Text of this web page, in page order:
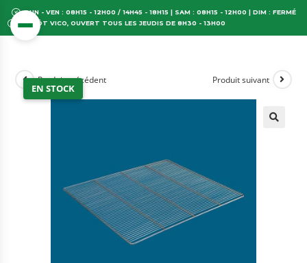
LUN - VEN : 08H15 - 12H00 / 14H45 - 18H15 | SAM : 08H15 - 12H00 | DIM : FERMÉ
DÉPÔT VICO, OUVERT TOUS LES JEUDIS DE 8H30 - 13H00
EN STOCK
Produit précédent Produit suivant